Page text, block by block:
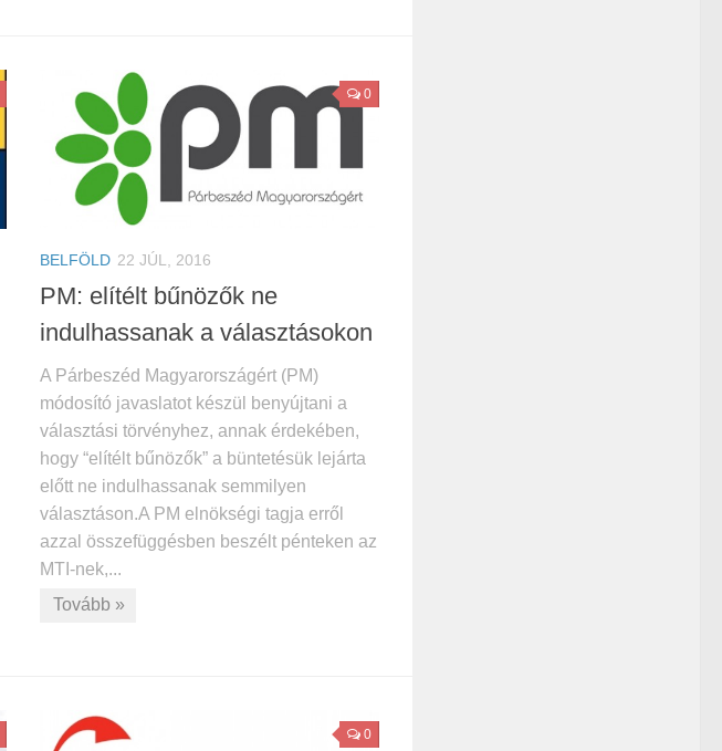
0
BELFÖLD 22 JÚL, 2016
PM: elítélt bűnözők ne
indulhassanak a választásokon
A Párbeszéd Magyarországért (PM)
módosító javaslatot készül benyújtani a
választási törvényhez, annak érdekében,
hogy “elítélt bűnözők” a büntetésük lejárta
előtt ne indulhassanak semmilyen
választáson.A PM elnökségi tagja erről
azzal összefüggésben beszélt pénteken az
MTI-nek,...
Tovább »
0